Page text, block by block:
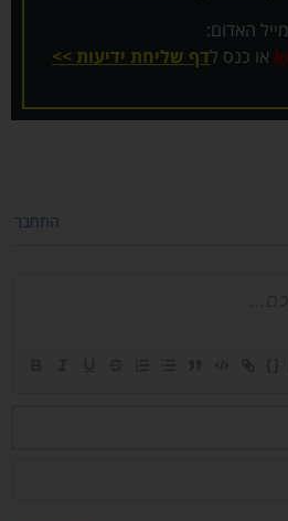
האדום:
או כנס לדף שליחת ידיעות >>
התחבר